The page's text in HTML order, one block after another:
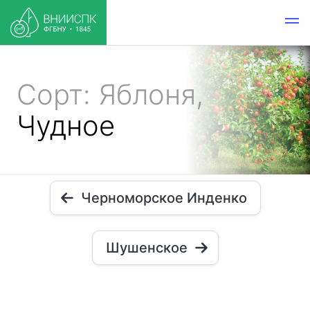
Сорт: Яблоня,
Чудное
Черноморское Инденко
Шушенское